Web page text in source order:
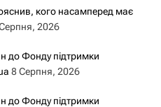
кого насамперед має
2026
до Фонду підтримки
8 Серпня, 2026
до Фонду підтримки